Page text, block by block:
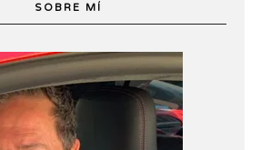
SOBRE MÍ